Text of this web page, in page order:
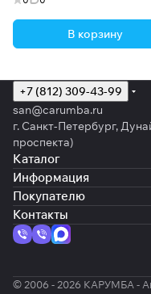
В корзину
+7 (812) 309-43-99
san@carumba.ru
г. Санкт-Петербург,
проспекта)
Каталог
Информация
Покупателю
Контакты
© 2006 - 2026 КАРУМБА -